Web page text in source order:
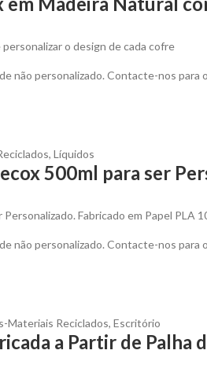
o design de cada cofre
não personalizado. Contacte-nos
, Líquidos
500ml para ser
Personalizado. Fabricado em Papel
não personalizado. Contacte-nos
Materiais Reciclados, Escritório
a Partir de Palha